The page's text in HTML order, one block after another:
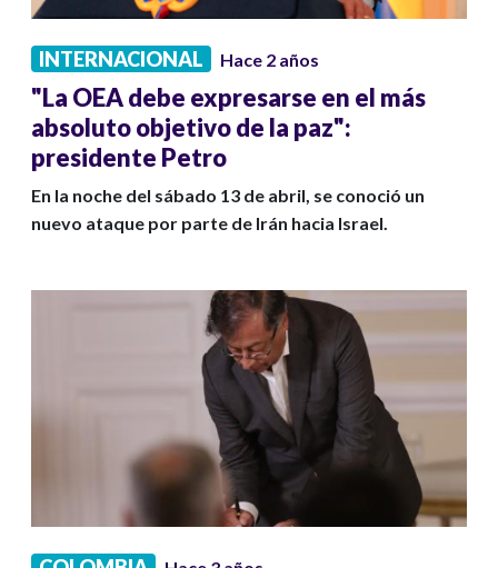
INTERNACIONAL Hace 2 años
"La OEA debe expresarse en el más
absoluto objetivo de la paz":
presidente Petro
En la noche del sábado 13 de abril, se conoció un
nuevo ataque por parte de Irán hacia Israel.